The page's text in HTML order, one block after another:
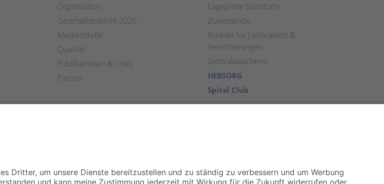
Organisation
Geschäftsbericht 2025
Medienstelle
Qualität
Publikationen & Links
Partner
Lagepläne Standorte
Zuweisende
Kontakt für Lieferanten &
Versicherungen
Zentralwäscherei
HEBSORG
Spital Club